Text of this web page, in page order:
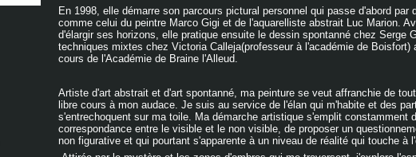
En 1998, elle démarre son parcours pictural personnel qui passe d'abord par
comme celui du peintre Marco Gigi et de l'aquarelliste abstrait Luc Marion.
d'élargir ses horizons, elle pratique ensuite le dessin spontanné chez Serge
techniques mixtes chez Victoria Calleja(professeur à l'académie de Boisfort)
cours de l'Académie de Braine l'Alleud.
Artiste d'art abstrait et d'art spontanné, ma peinture se veut affranchie de
libre cours à mon audace. Je suis au service de l'élan qui m'habite et des
s'entrechoquent sur ma toile. Ma démarche artistique s'emplit constamment
correspondance entre le visible et le non visible, de proposer un
non figurative et qui pourtant s'apparente à un niveau de réalité qui touche à